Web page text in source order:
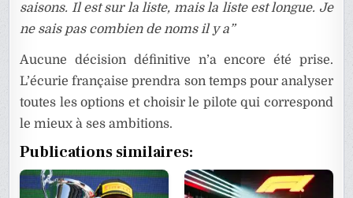
saisons. Il est sur la liste, mais la liste est longue. Je
ne sais pas combien de noms il y a”
Aucune décision définitive n’a encore été prise.
L’écurie française prendra son temps pour analyser
toutes les options et choisir le pilote qui correspond
le mieux à ses ambitions.
Publications similaires: